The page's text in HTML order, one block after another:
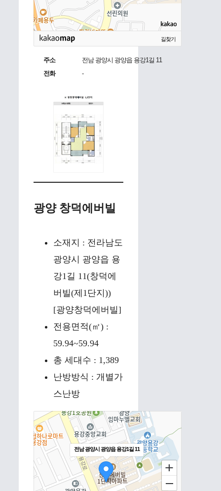
길찾기
주소
전남 광양시 광양읍 용강1길 11
전화
-
광양 창덕에버빌
소재지 : 전라남도
광양시 광양읍 용
강1길 11(창덕에
버빌(제1단지))
[광양창덕에버빌]
전용면적(㎡) :
59.94~59.94
총 세대수 : 1,389
난방방식 : 개별가
스난방
전남 광양시 광양읍 용강1길 11